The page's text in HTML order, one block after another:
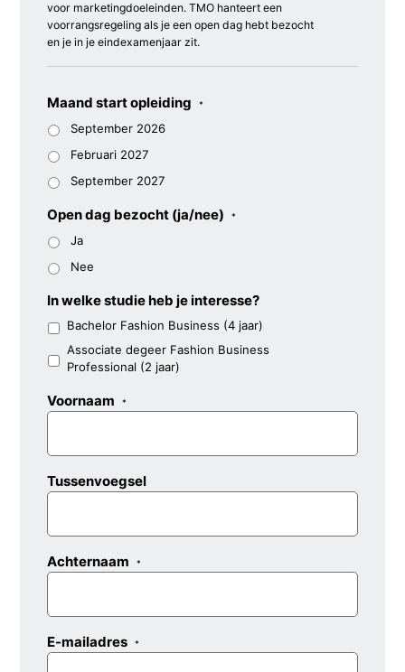
voor marketingdoeleinden. TMO hanteert een
voorrangsregeling als je een open dag hebt bezocht
en je in je eindexamenjaar zit.
Maand start opleiding *
September 2026
Februari 2027
September 2027
Open dag bezocht (ja/nee) *
Ja
Nee
In welke studie heb je interesse?
Bachelor Fashion Business (4 jaar)
Associate degeer Fashion Business
Professional (2 jaar)
Voornaam *
Tussenvoegsel
Achternaam *
E-mailadres *